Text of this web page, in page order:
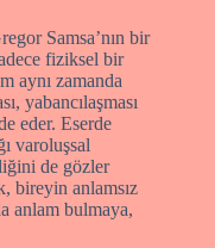
Samsa’nın bir
fiziksel bir
aynı zamanda
yabancılaşması
eder. Eserde
varoluşsal
de gözler
bireyin anlamsız
anlam bulmaya,